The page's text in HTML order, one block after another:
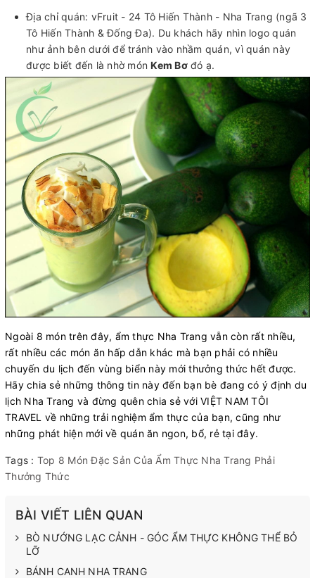
Địa chỉ quán: vFruit - 24 Tô Hiến Thành - Nha Trang (ngã 3
Tô Hiến Thành & Đống Đa). Du khách hãy nhìn logo quán
như ảnh bên dưới để tránh vào nhầm quán, vì quán này
được biết đến là nhờ mónKem Bơđó ạ.
Ngoài 8 món trên đây, ẩm thực Nha Trang vẫn còn rất nhiều,
rất nhiều các món ăn hấp dẫn khác mà bạn phải có nhiều
chuyến du lịch đến vùng biển này mới thưởng thức hết được.
Hãy chia sẻ những thông tin này đến bạn bè đang có ý định du
lịch Nha Trang và đừng quên chia sẻ với VIỆT NAM TÔI
TRAVEL về những trải nghiệm ẩm thực của bạn, cũng như
những phát hiện mới về quán ăn ngon, bổ, rẻ tại đây.
Tags : Top 8 Món Đặc Sản Của Ẩm Thực Nha Trang Phải
Thưởng Thức
BÀI VIẾT LIÊN QUAN
BÒ NƯỚNG LẠC CẢNH - GÓC ẨM THỰC KHÔNG THỂ BỎ
LỠ
BÁNH CANH NHA TRANG